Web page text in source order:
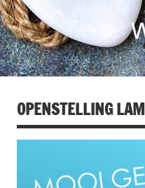
OPENSTELLING